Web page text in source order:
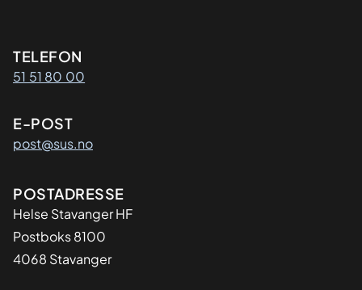
Kontaktinformasjon
TELEFON
51 51 80 00
E-POST
post@sus.no
Adresse
POSTADRESSE
Helse Stavanger HF
Postboks 8100
4068 Stavanger